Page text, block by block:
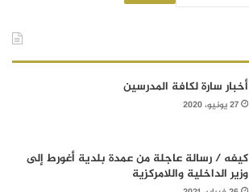
أخبار سارة لكافة المدرسين
27 يونيو، 2020
كيفه / رسالة عاجلة من عمدة بلدية أغورط إلى
وزير الداخلية واللامركزية